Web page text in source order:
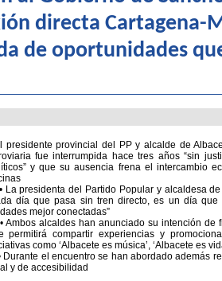
directa Cartagena-
de oportunidades
presidente provincial del PP y alcalde de
fue interrumpida hace tres años “sin
y que su ausencia frena el intercambio
presidenta del Partido Popular y alcaldesa
día que pasa sin tren directo, es un día
mejor conectadas”
alcaldes han anunciado su intención de
permitirá compartir experiencias y
como ‘Albacete es música’, ‘Albacete es
el encuentro se han abordado además
y de accesibilidad